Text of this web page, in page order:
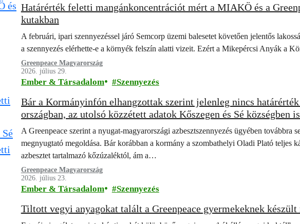
Határérték feletti mangánkoncentrációt mért a MIAKÖ és a
kutakban
A februári, ipari szennyezéssel járó Semcorp üzemi balesetet követően jelentős
a szennyezés elérhette-e a környék felszín alatti vizeit. Ezért a Mikepércsi Anyák a
Greenpeace Magyarország
2026. július 29.
Ember & Társadalom Szennyezés
Bár a Kormányinfón elhangzottak szerint jelenleg nincs
országban, az utolsó közzétett adatok Kőszegen és Sé községben
szennyezést mutattak
A Greenpeace szerint a nyugat-magyarországi azbesztszennyezés ügyében továbbra
megnyugtató megoldása. Bár korábban a kormány a szombathelyi Oladi Plató teljes
azbesztet tartalmazó kőzúzaléktól, ám a…
Greenpeace Magyarország
2026. július 23.
Ember & Társadalom Szennyezés
Tiltott vegyi anyagokat talált a Greenpeace gyermekeknek